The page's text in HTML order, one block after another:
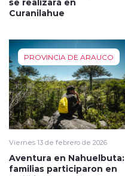
Curanilahue
PROVINCIA DE ARAUCO
Viernes 13 de febrero de 2026
Aventura en Nahuelbuta:
familias participaron en